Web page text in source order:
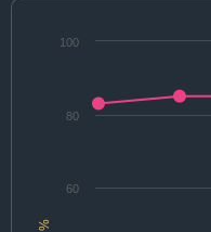
%
60
80
100